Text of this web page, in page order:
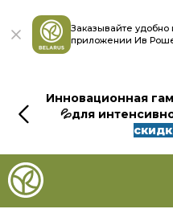
Заказывайте удобно
приложении Ив
Инновационная
💦для